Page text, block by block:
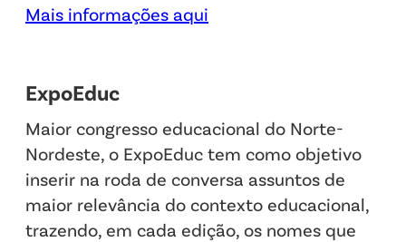
Mais informações aqui
ExpoEduc
Maior congresso educacional do Norte-
Nordeste, o ExpoEduc tem como objetivo
inserir na roda de conversa assuntos de
maior relevância do contexto educacional,
trazendo, em cada edição, os nomes que